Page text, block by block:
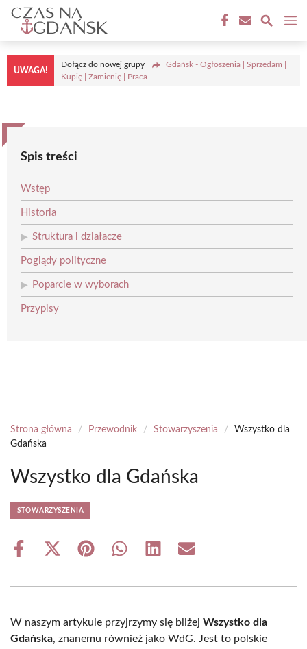
Przejdź
treści
UWAGA!
Dołącz do nowej grupy
Gdańsk - Ogłoszenia | Sprzedam |
Kupię | Zamienię | Praca
Spis treści
Wstęp
Historia
Struktura i działacze
Poglądy polityczne
Poparcie w wyborach
Przypisy
Strona główna / Przewodnik / Stowarzyszenia /
Wszystko dla
Gdańska
Wszystko dla Gdańska
STOWARZYSZENIA
Share
Share
(Twitter)
Share Share Share Share
W naszym artykule przyjrzymy się bliżej Wszystko dla
Gdańska, znanemu również jako WdG. Jest to polskie